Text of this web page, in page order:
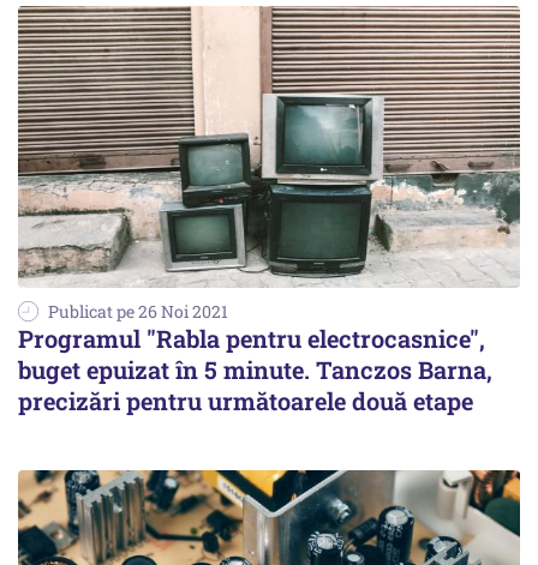
Publicat pe 26 Noi 2021
Programul "Rabla pentru electrocasnice",
buget epuizat în 5 minute. Tanczos Barna,
precizări pentru următoarele două etape